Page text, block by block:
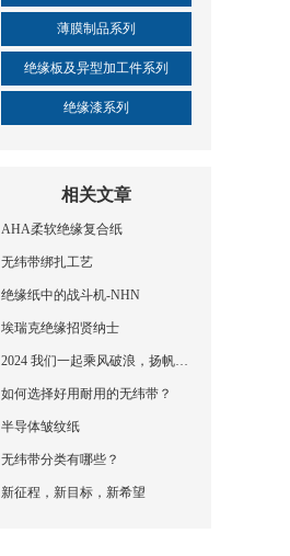
薄膜制品系列
绝缘板及异型加工件系列
绝缘漆系列
相关文章
AHA柔软绝缘复合纸
无纬带绑扎工艺
绝缘纸中的战斗机-NHN
埃瑞克绝缘招贤纳士
2024 我们一起乘风破浪，扬帆起航，再创辉煌！
如何选择好用耐用的无纬带？
半导体皱纹纸
无纬带分类有哪些？
新征程，新目标，新希望